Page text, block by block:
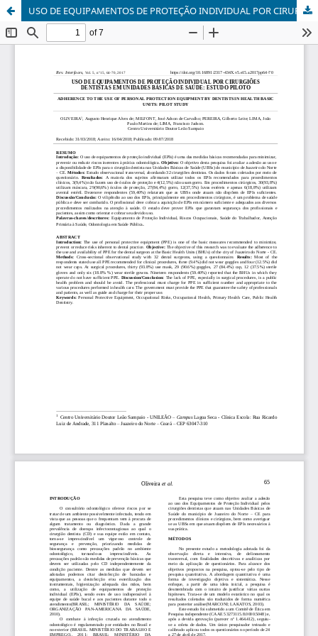
USO DE EQUIPAMENTOS DE PROTEÇÃO INDIVIDUAL POR CIRURGIÕES DENTISTAS EM UNIDADES BÁSICAS DE SAÚDE: ESTUDO PILOTO